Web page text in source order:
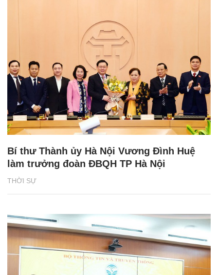
THỜI SỰ
Bí thư Thành ủy Hà Nội Vương Đình Huệ
làm trưởng đoàn ĐBQH TP Hà Nội